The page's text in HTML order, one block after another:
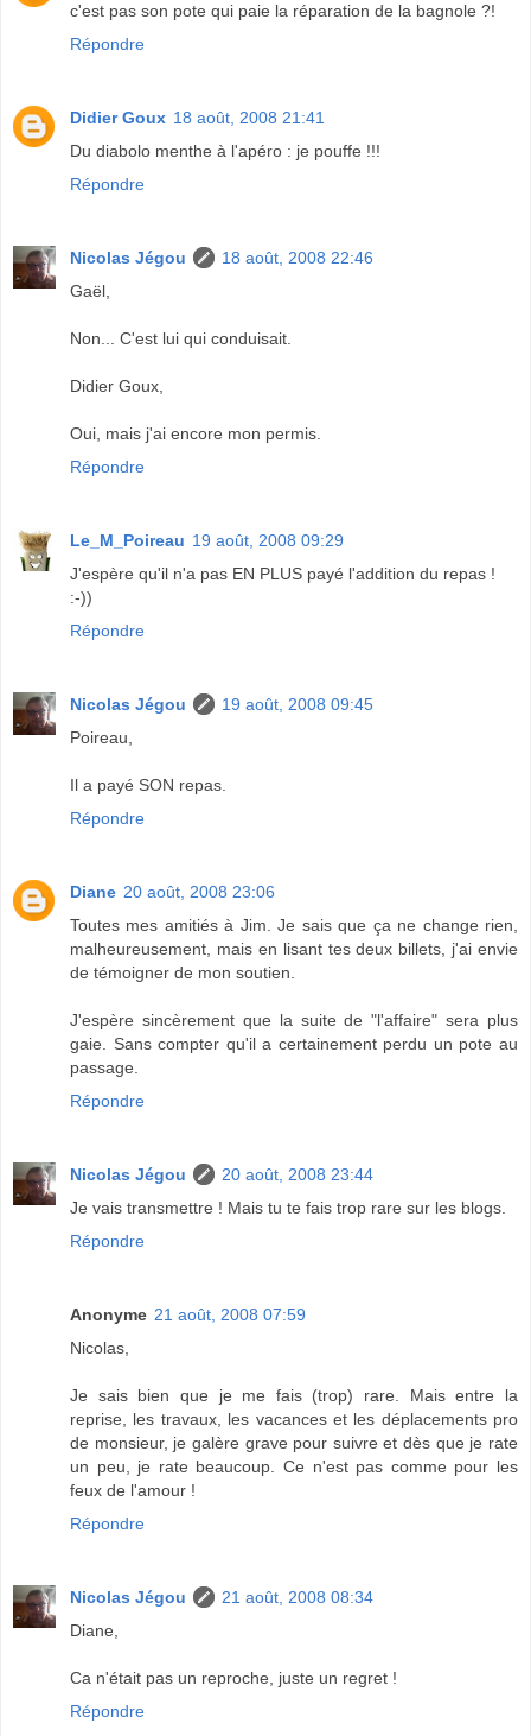
c'est pas son pote qui paie la réparation de la bagnole ?!
Répondre
Didier Goux 18 août, 2008 21:41
Du diabolo menthe à l'apéro : je pouffe !!!
Répondre
Nicolas Jégou
18 août, 2008 22:46
Gaël,
Non... C'est lui qui conduisait.
Didier Goux,
Oui, mais j'ai encore mon permis.
Répondre
Le_M_Poireau 19 août, 2008 09:29
J'espère qu'il n'a pas EN PLUS payé l'addition du repas !
:-))
Répondre
Nicolas Jégou
19 août, 2008 09:45
Poireau,
Il a payé SON repas.
Répondre
Diane 20 août, 2008 23:06
Toutes mes amitiés à Jim. Je sais que ça ne change rien,
malheureusement, mais en lisant tes deux billets, j'ai envie
de témoigner de mon soutien.
J'espère sincèrement que la suite de "l'affaire" sera plus
gaie. Sans compter qu'il a certainement perdu un pote au
passage.
Répondre
Nicolas Jégou
20 août, 2008 23:44
Je vais transmettre ! Mais tu te fais trop rare sur les blogs.
Répondre
Anonyme 21 août, 2008 07:59
Nicolas,
Je sais bien que je me fais (trop) rare. Mais entre la
reprise, les travaux, les vacances et les déplacements pro
de monsieur, je galère grave pour suivre et dès que je rate
un peu, je rate beaucoup. Ce n'est pas comme pour les
feux de l'amour !
Répondre
Nicolas Jégou
21 août, 2008 08:34
Diane,
Ca n'était pas un reproche, juste un regret !
Répondre